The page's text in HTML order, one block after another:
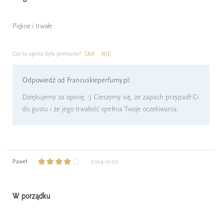
Piękne i trwałe
Czy ta opinia była pomocna? TAK NIE
Odpowiedź od Francuskieperfumy.pl:
Dziękujemy za opinię. :) Cieszymy się, że zapach przypadł Ci
do gustu i że jego trwałość spełnia Twoje oczekiwania.
Paweł 2024-10-02
W porządku